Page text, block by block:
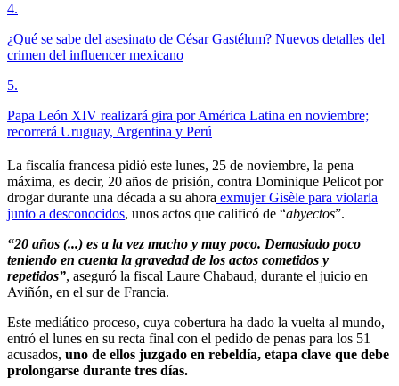
4.
¿Qué se sabe del asesinato de César Gastélum? Nuevos detalles del
crimen del influencer mexicano
5.
Papa León XIV realizará gira por América Latina en noviembre;
recorrerá Uruguay, Argentina y Perú
La fiscalía francesa pidió este lunes, 25 de noviembre, la pena
máxima, es decir, 20 años de prisión, contra Dominique Pelicot por
drogar durante una década a su ahora exmujer Gisèle para violarla
junto a desconocidos, unos actos que calificó de “abyectos”.
“20 años (...) es a la vez mucho y muy poco. Demasiado poco
teniendo en cuenta la gravedad de los actos cometidos y
repetidos”, aseguró la fiscal Laure Chabaud, durante el juicio en
Aviñón, en el sur de Francia.
Este mediático proceso, cuya cobertura ha dado la vuelta al mundo,
entró el lunes en su recta final con el pedido de penas para los 51
acusados, uno de ellos juzgado en rebeldía, etapa clave que debe
prolongarse durante tres días.